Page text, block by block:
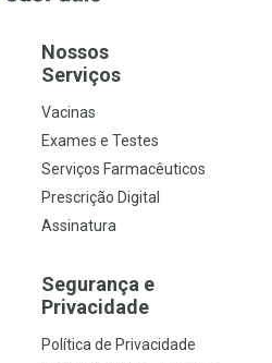
Nossos
Serviços
Vacinas
Exames e Testes
Serviços Farmacêuticos
Prescrição Digital
Assinatura
Segurança e
Privacidade
Política de Privacidade